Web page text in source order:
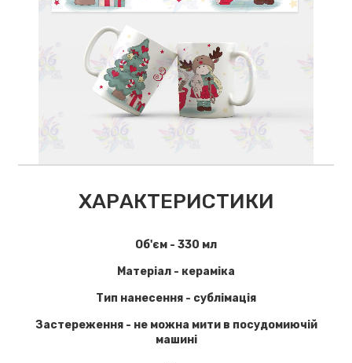
ХАРАКТЕРИСТИКИ
Об'єм - 330 мл
Матеріал - кераміка
Тип нанесення - сублімація
Застереження - не можна мити в посудомиючій
машині